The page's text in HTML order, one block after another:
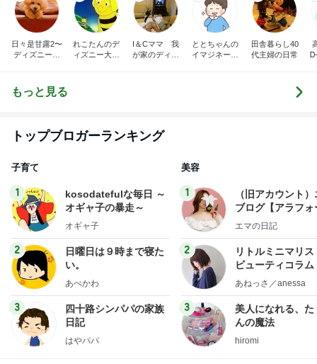
日々是甘露2〜
ディズニー風
れこたんのデ
ィズニー大好
I＆Cママ 我
が家のディズ
ととちゃんの
イマジネーシ
田舎暮らし40
代主婦の日常
もっと見る
トップブロガーランキング
子育て
1
kosodatefulな毎日 ～
オギャ子の暴走～
オギャ子
2
日曜日は９時まで寝た
い。
あべかわ
3
四十路シンパパの家族
日記
はやパパ
美容
1
（旧アカウント
ブログ【アラフォ
社売却セカンドラ
エマの日記
2
リトルミニマリス
ビューティコラ
little
あねっさ／anessa
3
美人になれる、た
んの魔法
hiromi